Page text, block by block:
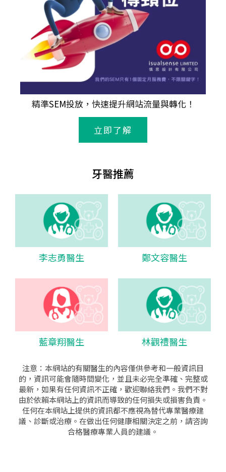
精準SEM投放，快速提升網站流量與轉化！
立即了解
牙醫推薦
李志勇醫生 鄭文容醫生
藍章翔醫生 林觀禮醫生
注意：本網站的有關醫生的內容僅供參考和一般資訊目
的，資訊可能會隨時間變化，並且未必完全準確、完整或
最新，如果有任何資訊不正確，歡迎聯絡我們。我們不對
由於依賴本網站上的資訊而導致的任何損失或損害負責。
任何在本網站上提供的資訊都不應視為替代專業醫療建
議、診斷或治療。在做出任何健康相關決定之前，請咨詢
合格醫療專業人員的建議。